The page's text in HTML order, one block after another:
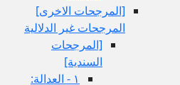
[المرجحات الاخرى‏]
المرجحات غير الدلالية
[المرجحات
السندية]